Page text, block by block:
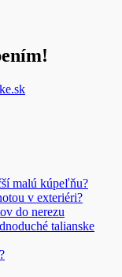
malú kúpeľňu?
v exteriéri?
do nerezu
talianske